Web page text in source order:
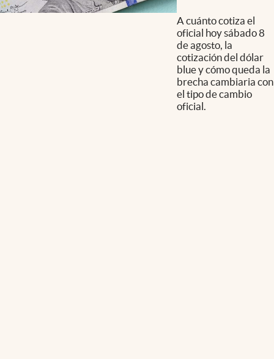
A cuánto cotiza el
oficial hoy sábado 8
de agosto, la
cotización del dólar
blue y cómo queda la
brecha cambiaria con
el tipo de cambio
oficial.